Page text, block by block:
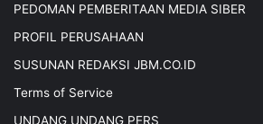
PEDOMAN PEMBERITAAN MEDIA SIBER
PROFIL PERUSAHAAN
SUSUNAN REDAKSI JBM.CO.ID
Terms of Service
UNDANG UNDANG PERS